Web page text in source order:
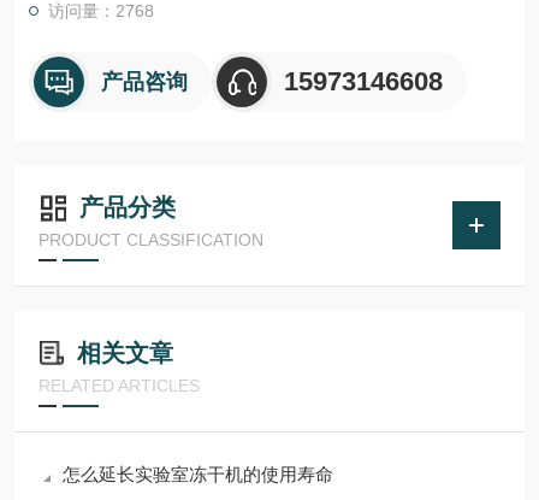
访问量：2768
产品咨询 15973146608
产品分类
PRODUCT CLASSIFICATION
相关文章
RELATED ARTICLES
怎么延长实验室冻干机的使用寿命